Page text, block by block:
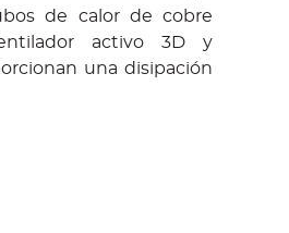
de calor de cobre
activo 3D y
una disipación